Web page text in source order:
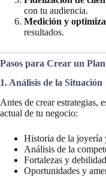
con tu audiencia.
Medición y
resultados.
Pasos para Crear un
1. Análisis de la Situación
Antes de crear estrategias,
actual de tu negocio:
Historia de la joyería
Análisis de la
Fortalezas y
Oportunidades y